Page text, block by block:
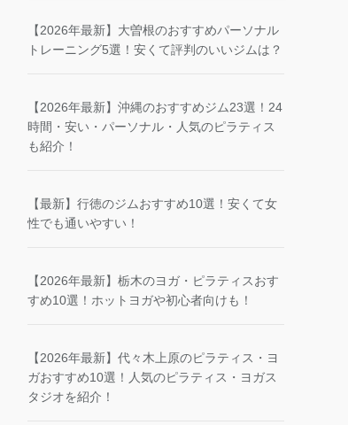
【2026年最新】大曽根のおすすめパーソナル
トレーニング5選！安くて評判のいいジムは？
【2026年最新】沖縄のおすすめジム23選！24
時間・安い・パーソナル・人気のピラティス
も紹介！
【最新】行徳のジムおすすめ10選！安くて女
性でも通いやすい！
【2026年最新】栃木のヨガ・ピラティスおす
すめ10選！ホットヨガや初心者向けも！
【2026年最新】代々木上原のピラティス・ヨ
ガおすすめ10選！人気のピラティス・ヨガス
タジオを紹介！